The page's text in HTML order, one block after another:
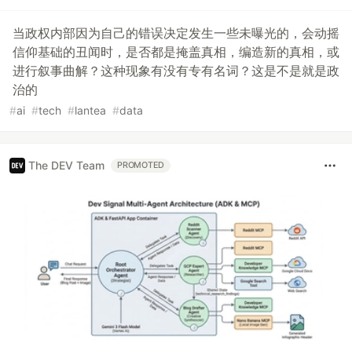
当政权内部因为自己的错误决定发生一些未曝光的，会动摇
信仰基础的丑闻时，是否都是掩盖真相，编造新的真相，或
进行叙事曲解？这种现象有没有专有名词？这是不是就是政
治的
#ai #tech #lantea #data
The DEV Team PROMOTED